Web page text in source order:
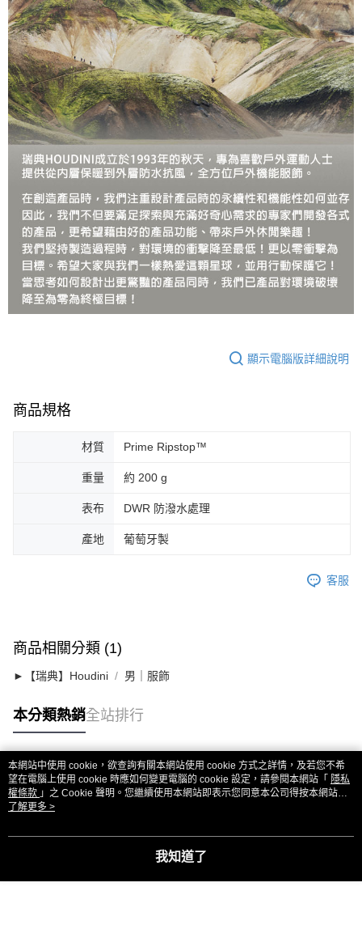
顯示電腦版詳細說明
商品規格
材質 Prime Ripstop™
重量 約 200 g
表布 DWR 防潑水處理
產地 葡萄牙製
客服
商品相關分類 (1)
►【瑞典】Houdini 男｜服飾
本分類熱銷全站排行
熱門標籤
本網站中使用 cookie，欲查詢有關本網站使用 cookie 方式之詳情，及若您不希
望在電腦上使用 cookie 時應如何變更電腦的 cookie 設定，請參閱本網站「 隱私
權條款 」之 Cookie 聲明。您繼續使用本網站即表示您同意本公司得按本網站使
用條款之 Cookie 聲明使用 cookie。
了解更多 >
我知道了